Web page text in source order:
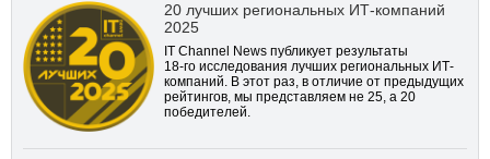
20 лучших региональных ИТ-компаний
2025
IT Channel News публикует результаты
18-го исследования лучших региональных ИТ-
компаний. В этот раз, в отличие от предыдущих
рейтингов, мы представляем не 25, а 20
победителей.